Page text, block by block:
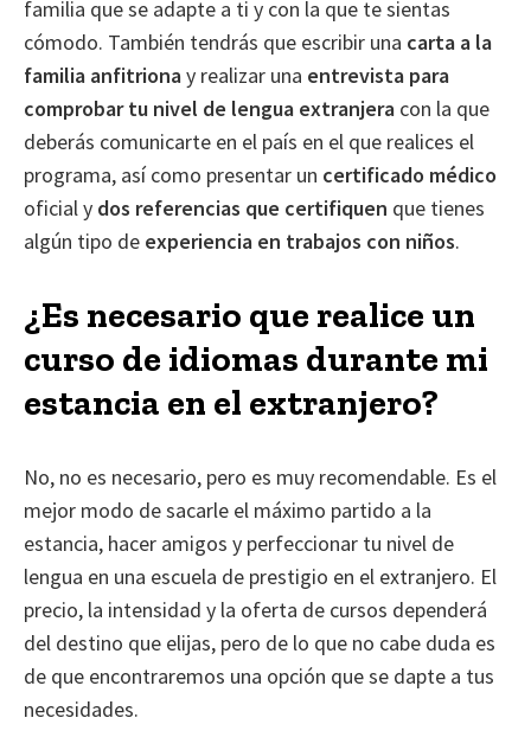
familia que se adapte a ti y con la que te sientas
cómodo. También tendrás que escribir una carta a la
familia anfitrionay realizar una entrevista para
comprobar tu nivel de lengua extranjera con la que
deberás comunicarte en el país en el que realices el
programa, así como presentar un certificado médico
oficial y dos referencias que certifiquen que tienes
algún tipo de experiencia en trabajos con niños.
¿Es necesario que realice un
curso de idiomas durante mi
estancia en el extranjero?
No, no es necesario, pero es muy recomendable. Es el
mejor modo de sacarle el máximo partido a la
estancia, hacer amigos y perfeccionar tu nivel de
lengua en una escuela de prestigio en el extranjero. El
precio, la intensidad y la oferta de cursos dependerá
del destino que elijas, pero de lo que no cabe duda es
de que encontraremos una opción que se dapte a tus
necesidades.